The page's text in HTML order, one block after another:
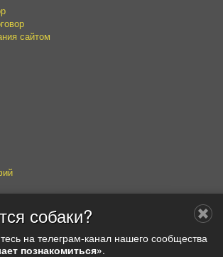
сайтом
сетяхсобаки?
на телеграм-канал нашего сообщества
познакомиться».